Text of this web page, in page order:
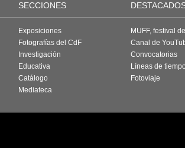
SECCIONES
Exposiciones
Fotografías del CdF
Investigación
Educativa
Catálogo
Mediateca
MUFF, festival
Canal de
Convocatorias
Líneas de tiempo
Fotoviaje